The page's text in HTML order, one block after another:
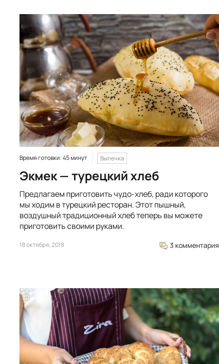
Время готовки: 45 минут Выпечка
Экмек — турецкий хлеб
Предлагаем приготовить чудо-хлеб, ради которого
мы ходим в турецкий ресторан. Этот пышный,
воздушный традиционный хлеб теперь вы можете
приготовить своими руками.
18 октября, 2018 3 комментария